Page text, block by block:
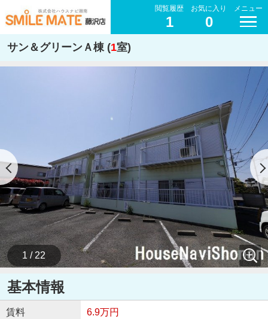
閲覧履歴
1
お気に入り
0
メニュー
サン＆グリーンＡ棟 (1室)
1 / 22
基本情報
賃料 6.9万円